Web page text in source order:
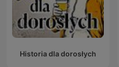
Historia dla dorosłych